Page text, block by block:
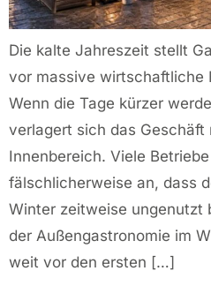
Die kalte Jahreszeit stellt
vor massive wirtschaftliche
Wenn die Tage kürzer
verlagert sich das
Innenbereich. Viele
fälschlicherweise an, dass
Winter zeitweise ungenutzt
der Außengastronomie im
weit vor den ersten […]